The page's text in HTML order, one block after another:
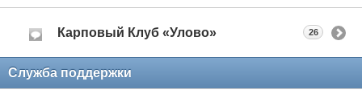
Карповый Клуб «Улово» 26
Служба поддержки